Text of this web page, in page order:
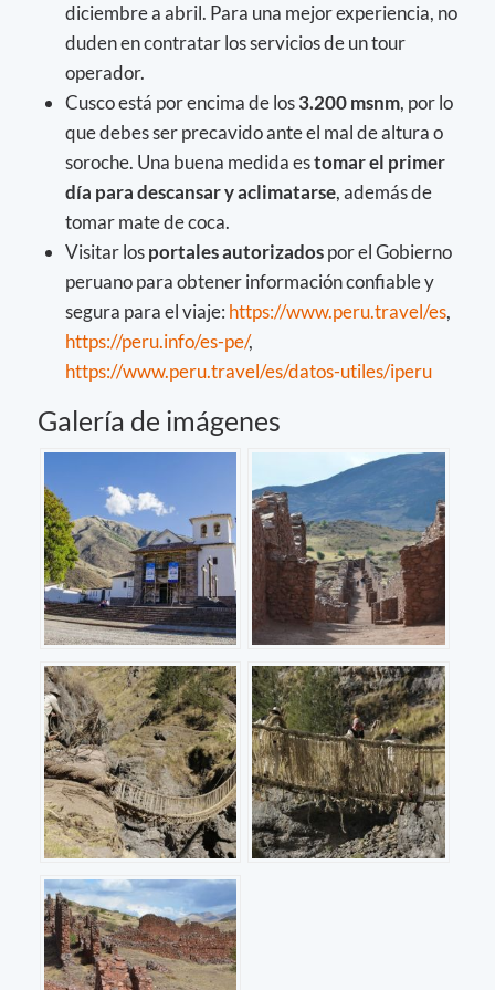
diciembre a abril. Para una mejor experiencia, no
duden en contratar los servicios de un tour
operador.
Cusco está por encima de los3.200 msnm, por lo
que debes ser precavido ante el mal de altura o
soroche. Una buena medida estomar el primer
día para descansar y aclimatarse, además de
tomar mate de coca.
Visitar losportales autorizadospor el Gobierno
peruano para obtener información confiable y
segura para el viaje: https://www.peru.travel/es,
https://peru.info/es-pe/,
https://www.peru.travel/es/datos-utiles/iperu
Galería de imágenes